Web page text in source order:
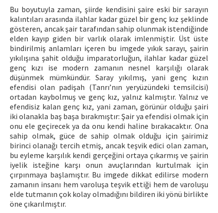
Bu boyutuyla zaman, şiirde kendisini şaire eski bir sarayın
kalıntıları arasında ilahlar kadar güzel bir genç kız şeklinde
gösteren, ancak şair tarafından sahip olunmak istendiğinde
elden kayıp giden bir varlık olarak imlenmiştir. Üst üste
bindirilmiş anlamları içeren bu imgede yıkık sarayı, şairin
yıkılışına şahit olduğu imparatorluğun, ilahlar kadar güzel
genç kızı ise modern zamanın nesnel karşılığı olarak
düşünmek mümkündür. Saray yıkılmış, yani genç kızın
efendisi olan padişah (Tanrı’nın yeryüzündeki temsilcisi)
ortadan kaybolmuş ve genç kız, yalnız kalmıştır. Yalnız ve
efendisiz kalan genç kız, yani zaman, görünür olduğu şairi
iki olanakla baş başa bırakmıştır: Şair ya efendisi olmak için
onu ele geçirecek ya da onu kendi haline bırakacaktır. Ona
sahip olmak, güce de sahip olmak olduğu için şairimiz
birinci olanağı tercih etmiş, ancak teşvik edici olan zaman,
bu eyleme karşılık kendi gerçeğini ortaya çıkarmış ve şairin
iyelik isteğine karşı onun avuçlarından kurtulmak için
çırpınmaya başlamıştır. Bu imgede dikkat edilirse modern
zamanın insanı hem varoluşa teşvik ettiği hem de varoluşu
elde tutmanın çok kolay olmadığını bildiren iki yönü birlikte
öne çıkarılmıştır.